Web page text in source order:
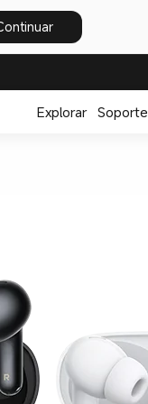
Explorar Soporte